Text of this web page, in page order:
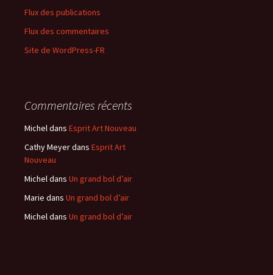
Flux des publications
Flux des commentaires
Site de WordPress-FR
Commentaires récents
Micheldans Esprit Art Nouveau
Cathy Meyerdans Esprit Art
Nouveau
Micheldans Un grand bol d’air
Marie dans Un grand bol d’air
Micheldans Un grand bol d’air